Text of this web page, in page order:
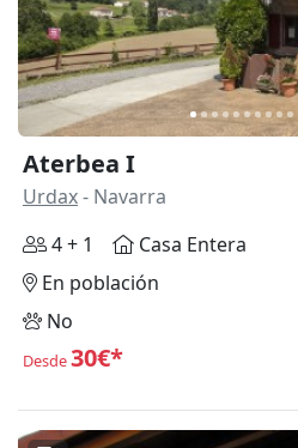
Aterbea I
Urdax- Navarra
4 + 1
Casa Entera
En población
No
Desde30€*